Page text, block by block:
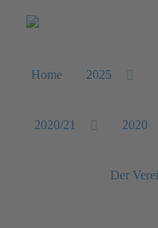
Sprache auswählen
Home 2025
2020/21 2020
Der